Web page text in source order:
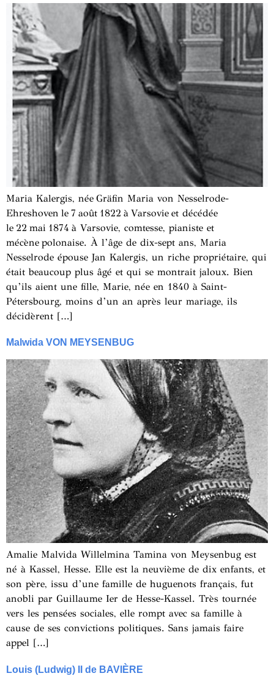
Maria Kalergis, née Gräfin Maria von Nesselrode-
Ehreshoven le 7 août 1822 à Varsovie et décédée
le 22 mai 1874 à Varsovie, comtesse, pianiste et
mécène polonaise. À l’âge de dix-sept ans, Maria
Nesselrode épouse Jan Kalergis, un riche propriétaire, qui
était beaucoup plus âgé et qui se montrait jaloux. Bien
qu’ils aient une fille, Marie, née en 1840 à Saint-
Pétersbourg, moins d’un an après leur mariage, ils
décidèrent […]
Malwida VON MEYSENBUG
Amalie Malvida Willelmina Tamina von Meysenbug est
né à Kassel, Hesse. Elle est la neuvième de dix enfants, et
son père, issu d’une famille de huguenots français, fut
anobli par Guillaume Ier de Hesse-Kassel. Très tournée
vers les pensées sociales, elle rompt avec sa famille à
cause de ses convictions politiques. Sans jamais faire
appel […]
Louis (Ludwig) II de BAVIÈRE